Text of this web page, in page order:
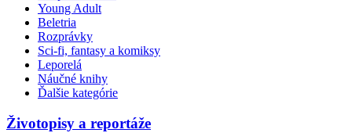
Young Adult
Beletria
Rozprávky
Sci-fi, fantasy a komiksy
Leporelá
Náučné knihy
Ďalšie kategórie
Životopisy a reportáže